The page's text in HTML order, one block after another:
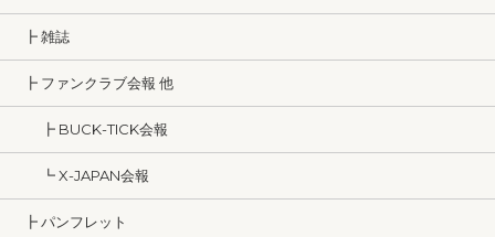
┣ 雑誌
┣ ファンクラブ会報 他
┣ BUCK-TICK会報
┗ X-JAPAN会報
┣ パンフレット